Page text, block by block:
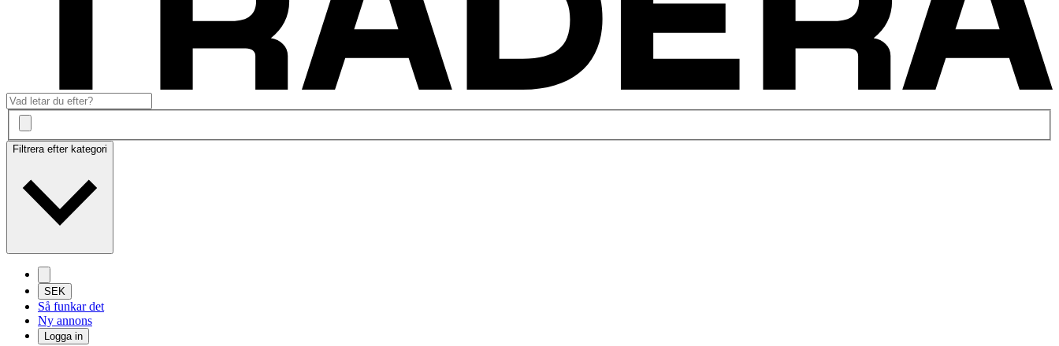
Filtrera efter kategori
SEK
Så funkar det
Ny annons
Logga in